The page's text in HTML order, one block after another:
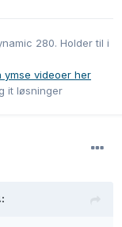
280. Holder til i
ymse videoer her
it løsninger